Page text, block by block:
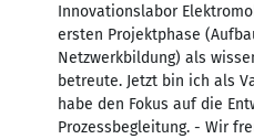
Innovationslabor
ersten Projektphase
Netzwerkbildung) als
betreute. Jetzt bin ich als
habe den Fokus auf die
Prozessbegleitung. - Wir